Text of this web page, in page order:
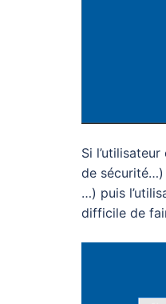
Si
de sécurité…)
…) puis
difficile de